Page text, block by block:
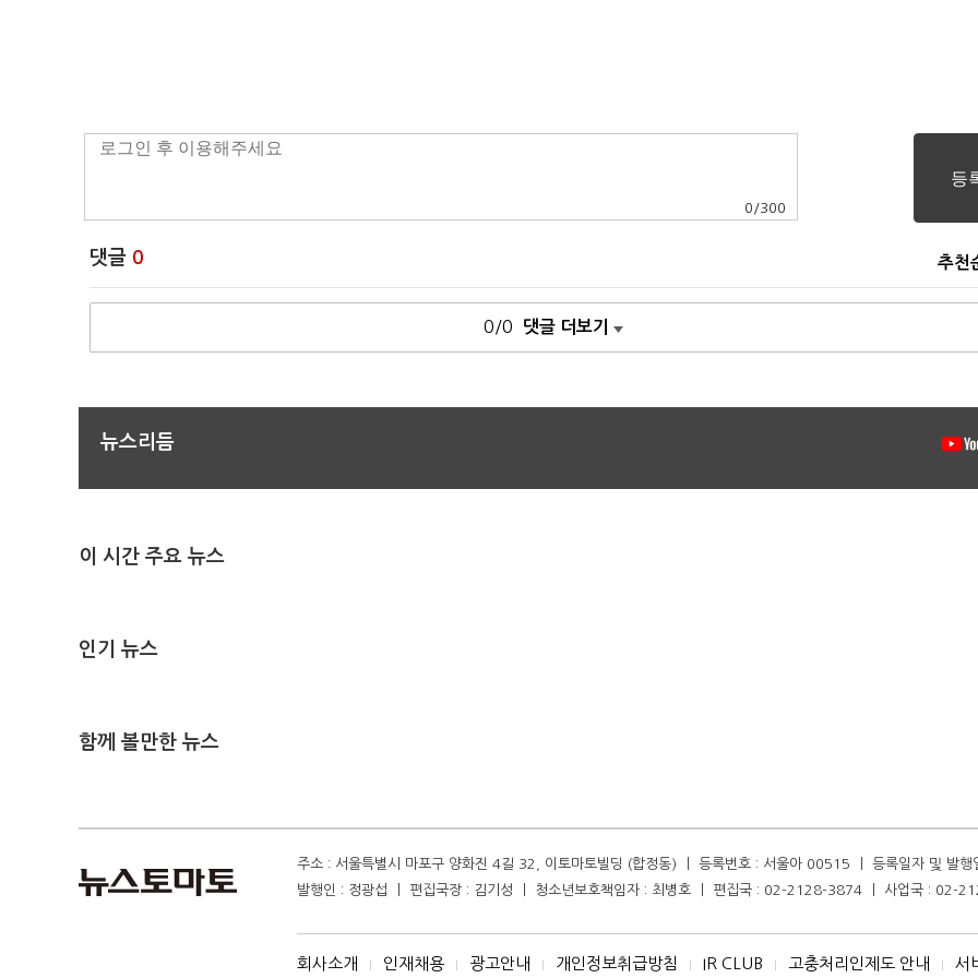
0 /300
댓글 0 추천
0/0 댓글 더보기
뉴스리듬
이 시간 주요 뉴스
인기 뉴스
함께 볼만한 뉴스
주소 : 서울특별시 마포구 양화진 4길 32, 이토마토빌딩 (합정동) ㅣ 등록번호 : 서울아 00515 ㅣ 등록일자 및 발
발행인 : 정광섭 ㅣ 편집국장 : 김기성 ㅣ 청소년보호책임자 : 최병호 ㅣ 편집국 : 02-2128-3874 ㅣ 사업국 : 02-
회사소개 I 인재채용 I 광고안내 I 개인정보취급방침 I IR CLUB I 고충처리인제도 안내 I 서